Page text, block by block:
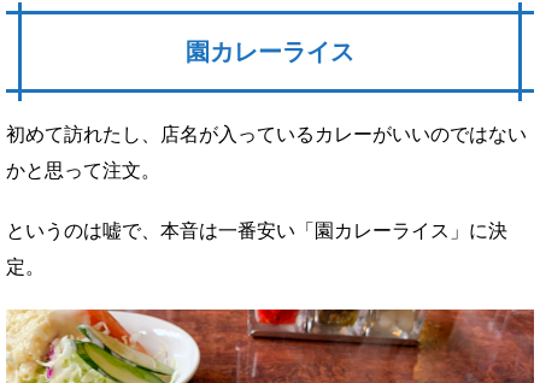
園カレーライス
初めて訪れたし、店名が入っているカレーがいいのではない
かと思って注文。
というのは嘘で、本音は一番安い「園カレーライス」に決
定。